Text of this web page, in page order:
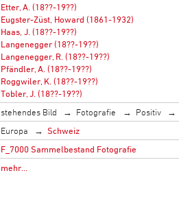
Etter, A. (18??-19??)
Eugster-Züst, Howard (1861-1932)
Haas, J. (18??-19??)
Langenegger (18??-19??)
Langenegger, R. (18??-19??)
Pfändler, A. (18??-19??)
Roggwiler, K. (18??-19??)
Tobler, J. (18??-19??)
stehendes Bild Fotografie Positiv
Europa
Schweiz
F_7000 Sammelbestand Fotografie
mehr…